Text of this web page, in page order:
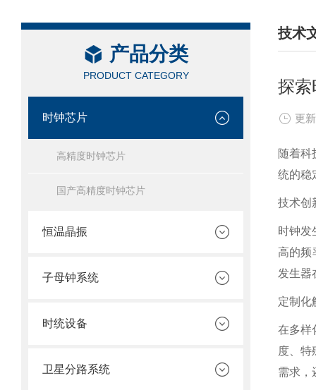
产品分类
PRODUCT CATEGORY
时钟芯片
高精度时钟芯片
国产高精度时钟芯片
恒温晶振
子母钟系统
时统设备
卫星分路系统
技术
/
探索
更
随着科
统的稳
技术创
时钟发
高的频
发生器
定制化
在多样
度、特
需求，